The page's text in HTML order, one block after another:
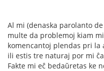
Al mi (denaska parolanto
multe da problemoj kiam
komencantoj plendas pri la
ili estis tre naturaj por mi
Fakte mi eĉ bedaŭretas ke